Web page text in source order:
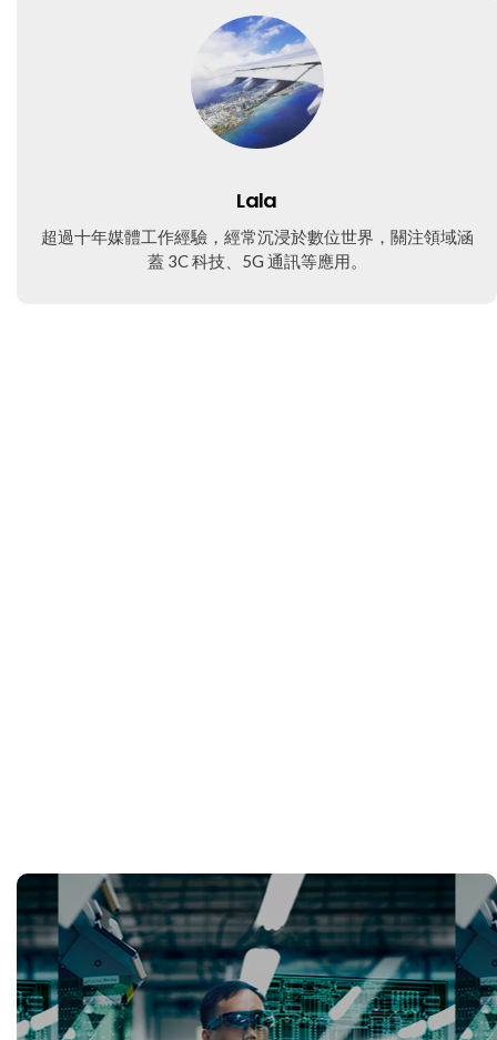
Lala
超過十年媒體工作經驗，經常沉浸於數位世界，關注領域涵
蓋 3C 科技、5G 通訊等應用。